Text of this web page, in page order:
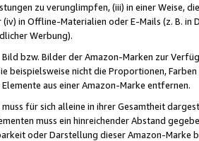
zu verunglimpfen, (iii) in einer Weise,
in Offline-Materialien oder E-Mails (z. B. in
Werbung).
Bild bzw. Bilder der Amazon-Marken zur
beispielsweise nicht die Proportionen,
aus einer Amazon-Marke entfernen.
für sich alleine in ihrer Gesamtheit
muss ein hinreichender Abstand
oder Darstellung dieser Amazon-Marke